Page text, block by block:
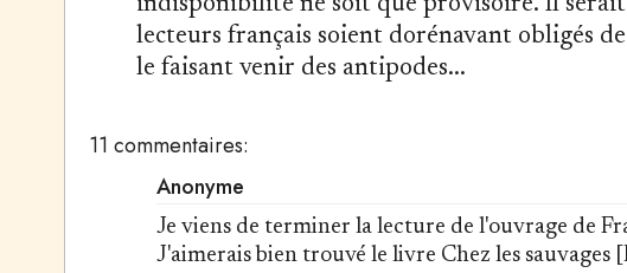
indisponibilité ne soit que provisoire. Il
lecteurs français soient dorénavant obligés
le faisant venir des antipodes...
11 commentaires:
Anonyme
Je viens de terminer la lecture de l'ouvrage de
J'aimerais bien trouvé le livre Chez les